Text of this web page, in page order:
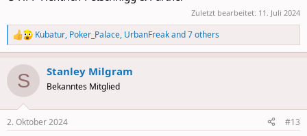
Zuletzt bearbeitet: 11. Juli 2024
R
e
a
c
i
s
Kubatur, Poker_Palace, UrbanFreakand 7 others
S Stanley Milgram
Bekanntes Mitglied
2. Oktober 2024 #13